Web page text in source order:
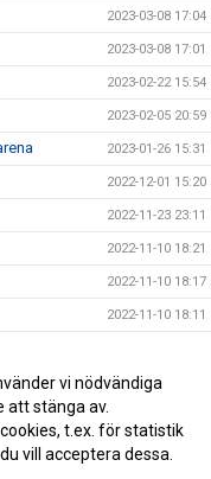
2023-03-08 17:04
2023-03-08 17:01
2023-02-22 15:54
2023-02-05 20:59
2023-01-26 15:31
2022-12-01 15:20
2022-11-23 23:11
2022-11-10 18:21
2022-11-10 18:17
2022-11-10 18:11
2022-09-26 17:44
2022-09-26 17:41
2022-09-20 21:50
vi nödvändiga
att stänga av.
t.ex. för statistik
vill acceptera dessa.